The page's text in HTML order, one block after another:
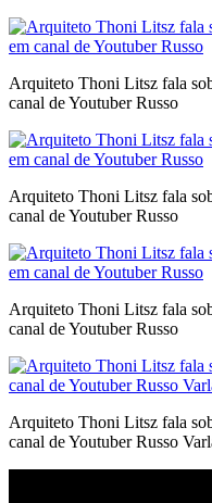
Arquiteto Thoni Litsz fala
canal de Youtuber Russo
Arquiteto Thoni Litsz fala
canal de Youtuber Russo
Arquiteto Thoni Litsz fala
canal de Youtuber Russo
Arquiteto Thoni Litsz fala
canal de Youtuber Russo